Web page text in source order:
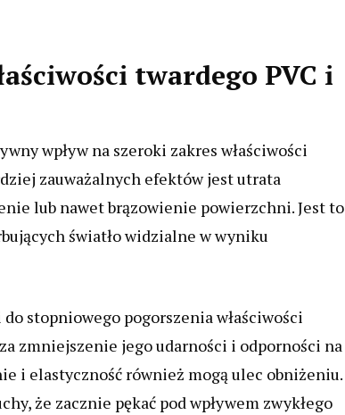
twardego PVC i
wpływ na szeroki zakres właściwości
zauważalnych efektów jest utrata
lub nawet brązowienie powierzchni. Jest to
światło widzialne w wyniku
stopniowego pogorszenia właściwości
zmniejszenie jego udarności i odporności na
i elastyczność również mogą ulec obniżeniu.
że zacznie pękać pod wpływem zwykłego